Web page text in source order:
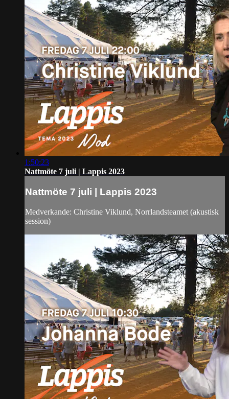
1:50:23
Nattmöte 7 juli | Lappis 2023
Nattmöte 7 juli | Lappis 2023
Medverkande: Christine Viklund, Norrlandsteamet (akustisk
session)